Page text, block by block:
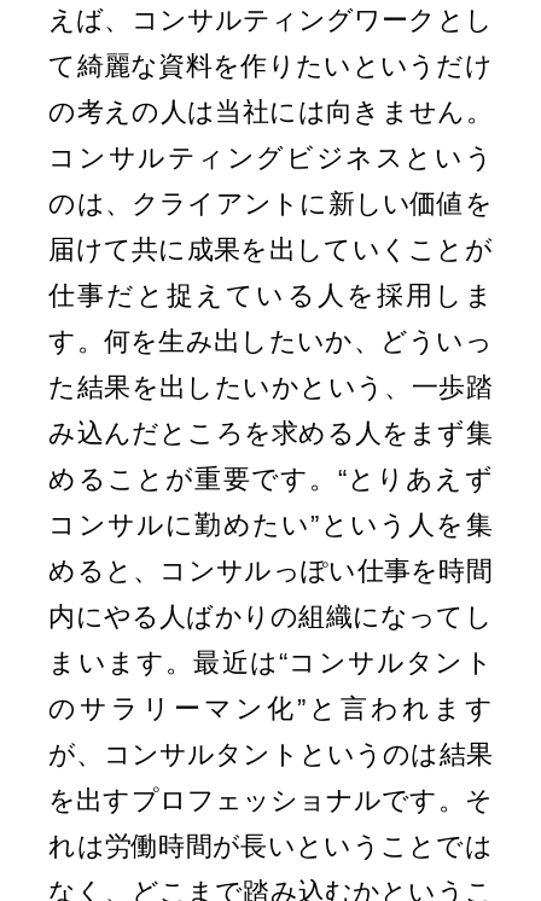
えば、コンサルティングワークとし
て綺麗な資料を作りたいというだけ
の考えの人は当社には向きません。
コンサルティングビジネスという
のは、クライアントに新しい価値を
届けて共に成果を出していくことが
仕事だと捉えている人を採用しま
す。何を生み出したいか、どういっ
た結果を出したいかという、一歩踏
み込んだところを求める人をまず集
めることが重要です。“とりあえず
コンサルに勤めたい”という人を集
めると、コンサルっぽい仕事を時間
内にやる人ばかりの組織になってし
まいます。最近は“コンサルタント
のサラリーマン化”と言われます
が、コンサルタントというのは結果
を出すプロフェッショナルです。そ
れは労働時間が長いということでは
なく、どこまで踏み込むかというこ